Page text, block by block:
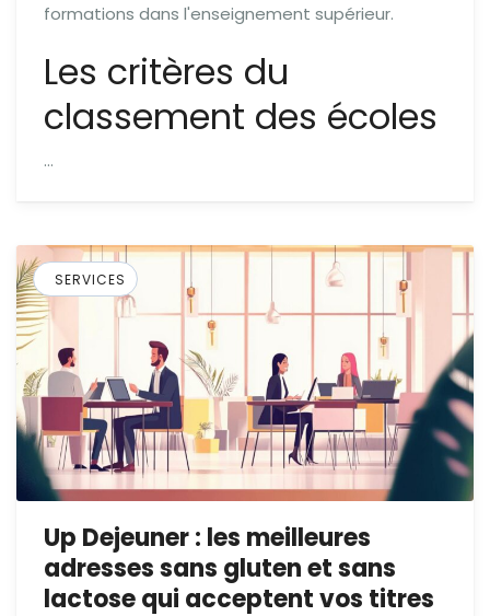
formations dans l'enseignement supérieur.
Les critères du
classement des écoles
…
SERVICES
Up Dejeuner : les meilleures
adresses sans gluten et sans
lactose qui acceptent vos titres